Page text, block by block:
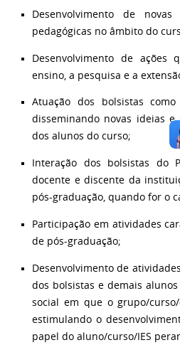
Desenvolvimento de
pedagógicas no âmbito do
Desenvolvimento de ações
ensino, a pesquisa e a
Atuação dos bolsistas
disseminando novas ideias
dos alunos do curso;
Interação dos bolsistas do
docente e discente da
pós-graduação, quando for o
Participação em atividades
de pós-graduação;
Desenvolvimento de
dos bolsistas e demais
social em que o grupo/
estimulando o
papel do aluno/curso/IES